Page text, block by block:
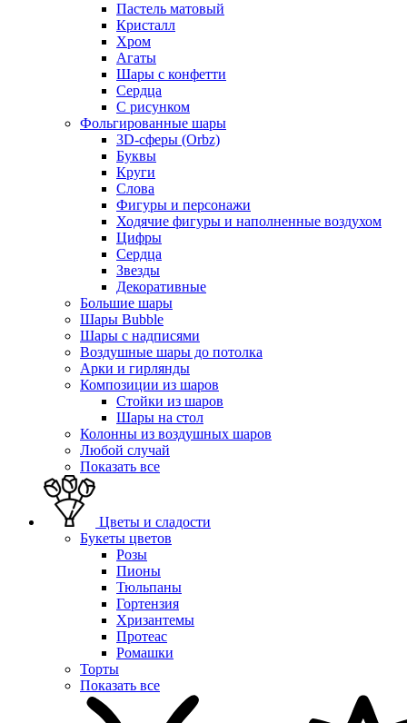
Пастель матовый
Кристалл
Хром
Агаты
Шары с конфетти
Сердца
С рисунком
Фольгированные шары
3D-сферы (Orbz)
Буквы
Круги
Слова
Фигуры и персонажи
Ходячие фигуры и наполненные воздухом
Цифры
Сердца
Звезды
Декоративные
Большие шары
Шары Bubble
Шары с надписями
Воздушные шары до потолка
Арки и гирлянды
Композиции из шаров
Стойки из шаров
Шары на стол
Колонны из воздушных шаров
Любой случай
Показать все
Цветы и сладости
Букеты цветов
Розы
Пионы
Тюльпаны
Гортензия
Хризантемы
Протеас
Ромашки
Торты
Показать все